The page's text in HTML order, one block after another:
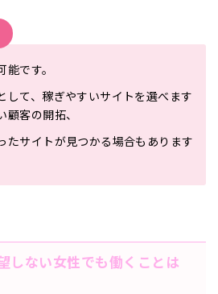
能です。
して、稼ぎやすいサイトを選べます
顧客の開拓、
たサイトが見つかる場合もあり ます
しない女性でも働くことは